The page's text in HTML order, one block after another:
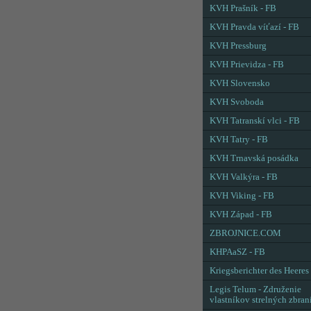
KVH Prašník - FB
KVH Pravda víťazí - FB
KVH Pressburg
KVH Prievidza - FB
KVH Slovensko
KVH Svoboda
KVH Tatranskí vlci - FB
KVH Tatry - FB
KVH Trnavská posádka
KVH Valkýra - FB
KVH Viking - FB
KVH Západ - FB
ZBROJNICE.COM
KHPAaSZ - FB
Kriegsberichter des Heeres
Legis Telum - Združenie
vlastníkov strelných